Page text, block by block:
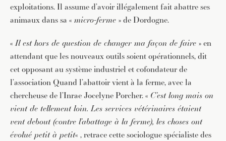
exploitations. Il assume d’avoir illégalement fait abattre ses
animaux dans sa « micro-ferme » de Dordogne.
«Il est hors de question de changer ma façon de faire » en
attendant que les nouveaux outils soient opérationnels, dit
cet opposant au système industriel et cofondateur de
l’association Quand l’abattoir vient à la ferme, avec la
chercheuse de l’Inrae Jocelyne Porcher. « C’est long mais on
vient de tellement loin. Les services vétérinaires étaient
vent debout (contre l’abattage à la ferme), les choses ont
évolué petit à petit« , retrace cette sociologue spécialiste des